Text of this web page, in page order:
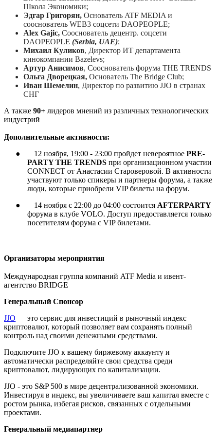
Школа Экономики;
Эдгар Григорян, Основатель ATF MEDIA и
сооснователь WEB3 соцсети DAOPEOPLE;
Alex Gajic, Сооснователь децентр. соцсети
DAOPEOPLE (Serbia, UAE);
Михаил Куликов, Директор ИТ департамента
кинокомпании Bazelevs;
Артур Анисимов, Сооснователь форума THE TRENDS
Ольга Дворецкая, Основатель The Bridge Club;
Иван Шемелин, Директор по развитию JJO в странах
СНГ
А также 90+ лидеров мнений из различных технологических
индустрий
Дополнительные активности:
●
12 ноября, 19:00 - 23:00 пройдет невероятное PRE-
PARTY THE TRENDS при организационном участии
CONNECT от Анастасии Староверовой. В активности
участвуют только спикеры и партнеры форума, а также
люди, которые приобрели VIP билеты на форум.
●
14 ноября с 22:00 до 04:00 состоится AFTERPARTY
форума в клубе VOLO. Доступ предоставляется только
посетителям форума с VIP билетами.
Организаторы мероприятия
Международная группа компаний ATF Media и ивент-
агентство BRIDGE
Генеральный Спонсор
JJO — это сервис для инвестиций в рыночный индекс
криптовалют, который позволяет вам сохранять полный
контроль над своими денежными средствами.
Подключите JJO к вашему биржевому аккаунту и
автоматически распределяйте свои средства среди
криптовалют, лидирующих по капитализации.
JJO - это S&P 500 в мире децентрализованной экономики.
Инвестируя в индекс, вы увеличиваете ваш капитал вместе с
ростом рынка, избегая рисков, связанных с отдельными
проектами.
Генеральный медиапартнер